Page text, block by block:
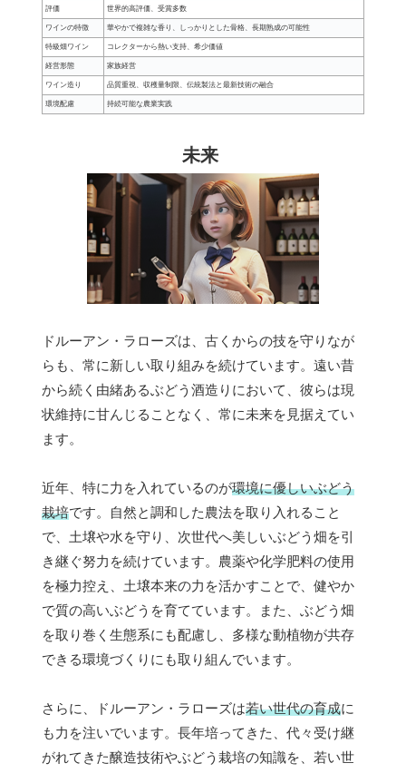
評価 世界的高評価、受賞多数
ワインの特徴 華やかで複雑な香り、しっかりとした骨格、長期熟成の可能性
特級畑ワイン コレクターから熱い支持、希少価値
経営形態 家族経営
ワイン造り 品質重視、収穫量制限、伝統製法と最新技術の融合
環境配慮 持続可能な農業実践
未来
ドルーアン・ラローズは、古くからの技を守りなが
らも、常に新しい取り組みを続けています。遠い昔
から続く由緒あるぶどう酒造りにおいて、彼らは現
状維持に甘んじることなく、常に未来を見据えてい
ます。
近年、特に力を入れているのが環境に優しいぶどう
栽培です。自然と調和した農法を取り入れること
で、土壌や水を守り、次世代へ美しいぶどう畑を引
き継ぐ努力を続けています。農薬や化学肥料の使用
を極力控え、土壌本来の力を活かすことで、健やか
で質の高いぶどうを育てています。また、ぶどう畑
を取り巻く生態系にも配慮し、多様な動植物が共存
できる環境づくりにも取り組んでいます。
さらに、ドルーアン・ラローズは若い世代の育成に
も力を注いでいます。長年培ってきた、代々受け継
がれてきた醸造技術やぶどう栽培の知識を、若い世